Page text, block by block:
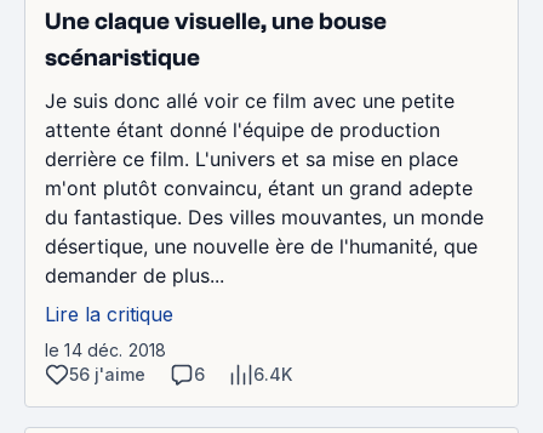
Une claque visuelle, une bouse
scénaristique
Je suis donc allé voir ce film avec une petite
attente étant donné l'équipe de production
derrière ce film. L'univers et sa mise en place
m'ont plutôt convaincu, étant un grand adepte
du fantastique. Des villes mouvantes, un monde
désertique, une nouvelle ère de l'humanité, que
demander de plus...
Lire la critique
le 14 déc. 2018
56 j'aime
6 6.4K